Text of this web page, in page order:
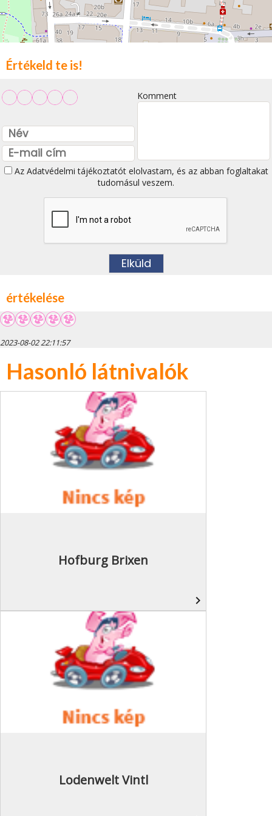
Értékeld te is!
Komment
Az Adatvédelmi tájékoztatótelolvastam, és az abban foglaltakat
tudomásul veszem.
értékelése
2023-08-02 22:11:57
Hasonló látnivalók
Hofburg Brixen
navigate_next
Lodenwelt Vintl